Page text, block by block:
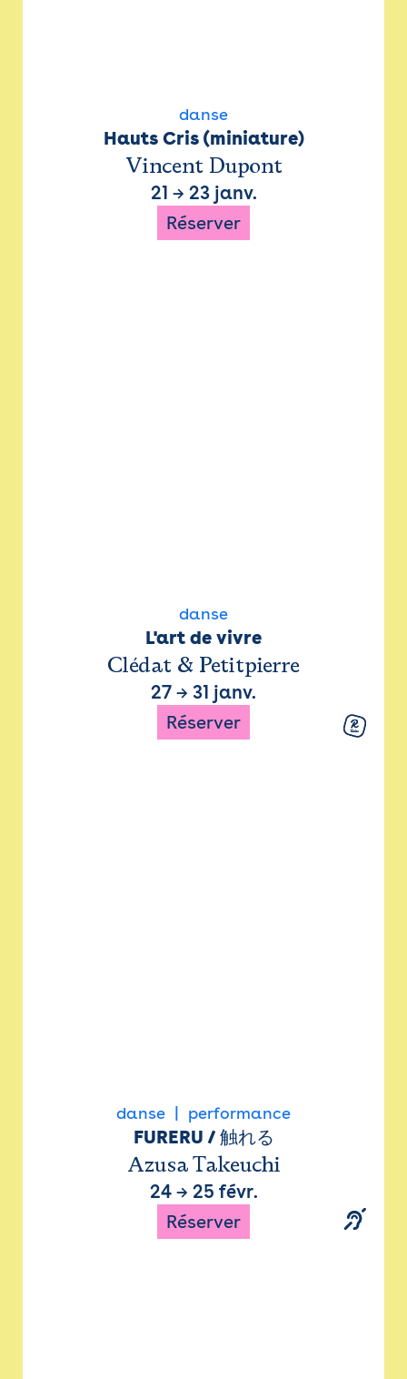
danse
Hauts Cris (miniature)
Vincent Dupont
21 → 23 janv.
Réserver
danse
L'art de vivre
Clédat & Petitpierre
27 → 31 janv.
Réserver
danse performance
FURERU / 触れる
Azusa Takeuchi
24→ 25 févr.
Réserver